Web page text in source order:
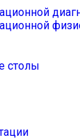
столы